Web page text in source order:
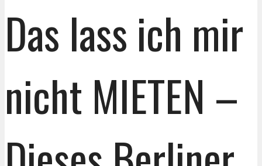
Das lass ich mir
nicht MIETEN –